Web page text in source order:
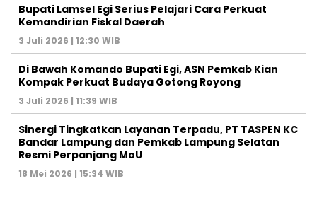
Bupati Lamsel Egi Serius Pelajari Cara Perkuat
Kemandirian Fiskal Daerah
3 Juli 2026 | 12:30 WIB
Di Bawah Komando Bupati Egi, ASN Pemkab Kian
Kompak Perkuat Budaya Gotong Royong
3 Juli 2026 | 11:39 WIB
Sinergi Tingkatkan Layanan Terpadu, PT TASPEN KC
Bandar Lampung dan Pemkab Lampung Selatan
Resmi Perpanjang MoU
18 Mei 2026 | 15:34 WIB